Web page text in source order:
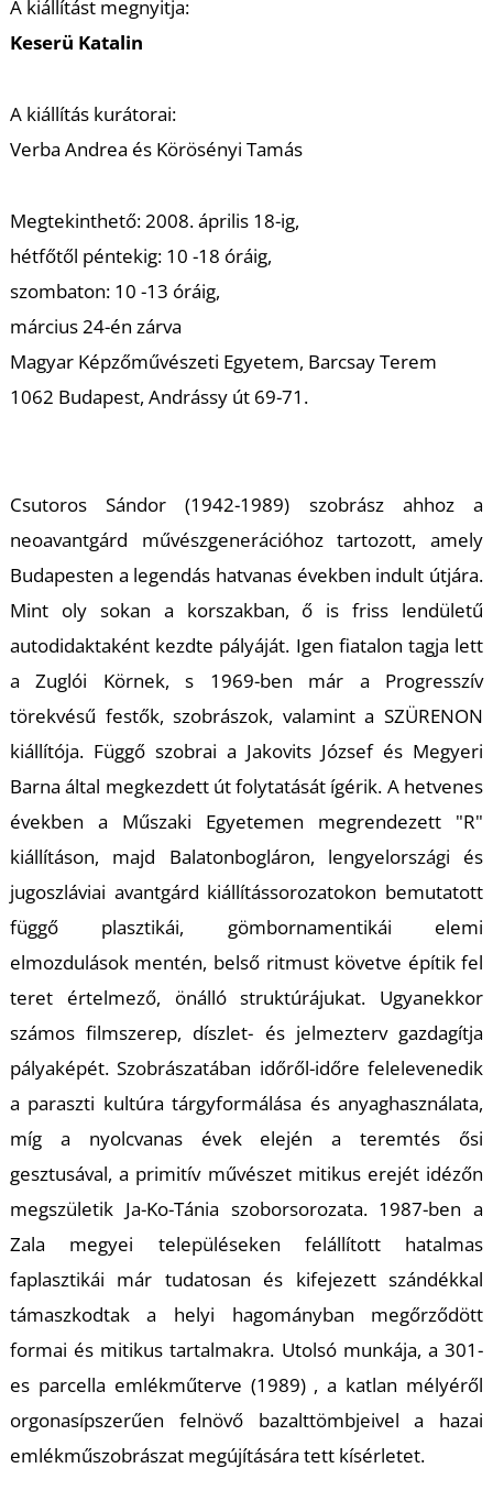
A kiállítást megnyitja:
Keserü Katalin
A kiállítás kurátorai:
Verba Andrea és Körösényi Tamás
Megtekinthető: 2008. április 18-ig,
hétfőtől péntekig: 10 -18 óráig,
szombaton: 10 -13 óráig,
március 24-én zárva
Magyar Képzőművészeti Egyetem, Barcsay Terem
1062 Budapest, Andrássy út 69-71.
Csutoros Sándor (1942-1989) szobrász ahhoz a
neoavantgárd művészgenerációhoz tartozott, amely
Budapesten a legendás hatvanas években indult útjára.
Mint oly sokan a korszakban, ő is friss lendületű
autodidaktaként kezdte pályáját. Igen fiatalon tagja lett
aZuglói Körnek, s 1969-ben már a Progresszív
törekvésű festők, szobrászok, valamint aSZÜRENON
kiállítója. Függő szobrai a Jakovits Józsefés Megyeri
Barna által megkezdett út folytatását ígérik. A hetvenes
években a Műszaki Egyetemen megrendezett "R"
kiállításon, majd Balatonbogláron, lengyelországi és
jugoszláviai avantgárd kiállítássorozatokon bemutatott
függő plasztikái, gömbornamentikái elemi
elmozdulások mentén, belső ritmust követve építik fel
teret értelmező, önálló struktúrájukat. Ugyanekkor
számos filmszerep, díszlet- és jelmezterv gazdagítja
pályaképét. Szobrászatában időről-időre felelevenedik
a paraszti kultúra tárgyformálása és anyaghasználata,
míg a nyolcvanas évek elején a teremtés ősi
gesztusával, a primitív művészet mitikus erejét idézőn
megszületik Ja-Ko-Tánia szoborsorozata. 1987-ben a
Zala megyei településeken felállított hatalmas
faplasztikái már tudatosan és kifejezett szándékkal
támaszkodtak a helyi hagományban megőrződött
formai és mitikus tartalmakra. Utolsó munkája, a301-
es parcella emlékműterve (1989), a katlan mélyéről
orgonasípszerűen felnövő bazalttömbjeivel a hazai
emlékműszobrászat megújítására tett kísérletet.